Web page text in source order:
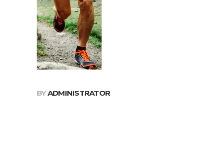
BYADMINISTRATOR